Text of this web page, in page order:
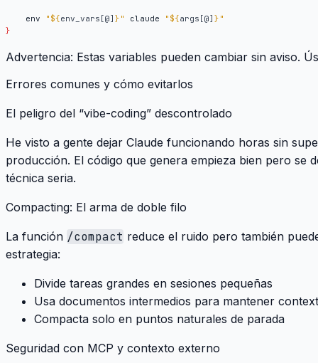
    env
" ${env_vars [@] } " claude " ${args [@] } "
}
Advertencia: Estas variables pueden cambiar sin aviso.
Errores comunes y cómo evitarlos
El peligro del “vibe-coding” descontrolado
He visto a gente dejar Claude funcionando horas sin
producción. El código que genera empieza bien pero se
técnica seria.
Compacting: El arma de doble filo
La función /compact reduce el ruido pero también
estrategia:
Divide tareas grandes en sesiones pequeñas
Usa documentos intermedios para mantener
Compacta solo en puntos naturales de parada
Seguridad con MCP y contexto externo